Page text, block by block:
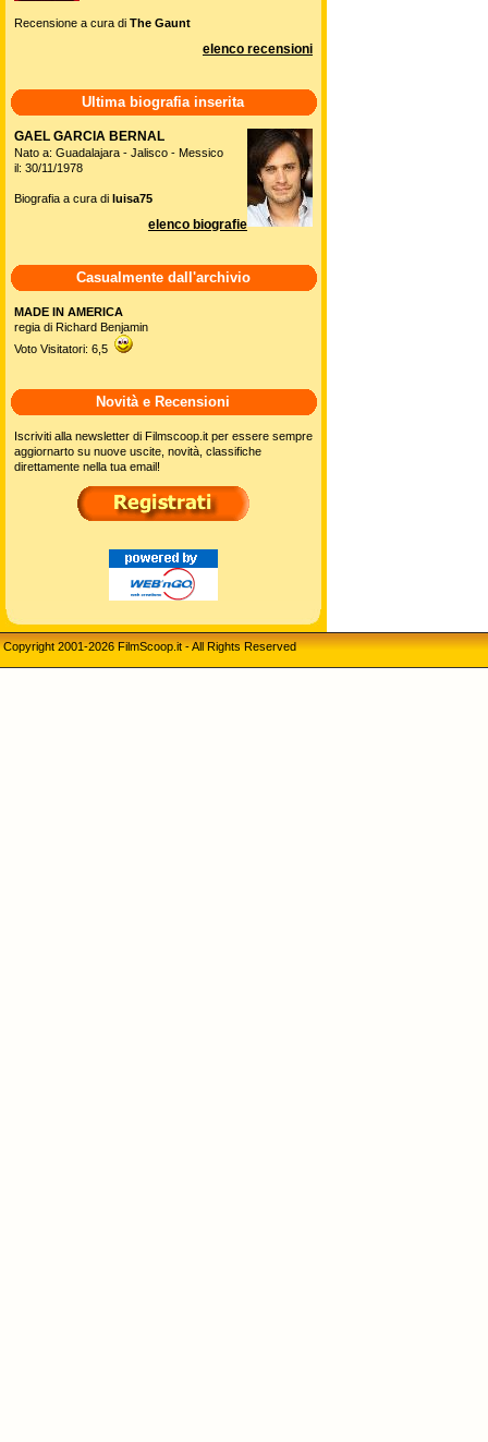
Recensione a cura di The Gaunt
elenco recensioni
Ultima biografia inserita
GAEL GARCIA BERNAL
Nato a: Guadalajara - Jalisco - Messico
il: 30/11/1978
Biografia a cura di luisa75
elenco biografie
Casualmente dall'archivio
MADE IN AMERICA
regia di Richard Benjamin
Voto Visitatori: 6,5
Novità e Recensioni
Iscriviti alla newsletter di Filmscoop.it per essere sempre
aggiornarto su nuove uscite, novità, classifiche
direttamente nella tua email!
Copyright 2001-2026 FilmScoop.it - All Rights Reserved